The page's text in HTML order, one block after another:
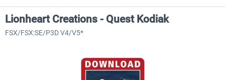
Lionheart Creations - Quest Kodiak
FSX/FSX:SE/P3D V4/V5*